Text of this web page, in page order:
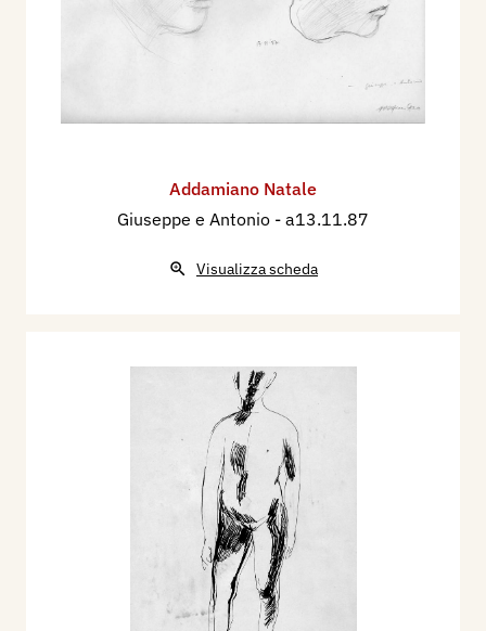
Addamiano Natale
Giuseppe e Antonio - a13.11.87
Visualizza scheda